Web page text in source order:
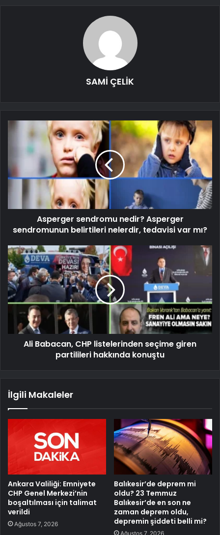
SAMİ ÇELİK
Asperger sendromu nedir? Asperger
sendromunun belirtileri nelerdir, tedavisi var mı?
Ali Babacan, CHP listelerinden seçime giren
partilileri hakkında konuştu
İlgili Makaleler
Ankara Valiliği: Emniyete
CHP Genel Merkezi’nin
boşaltılması için talimat
verildi
Ağustos 7, 2026
Balıkesir’de deprem mi
oldu? 23 Temmuz
Balıkesir’de en son ne
zaman deprem oldu,
depremin şiddeti belli mi?
Ağustos 7, 2026